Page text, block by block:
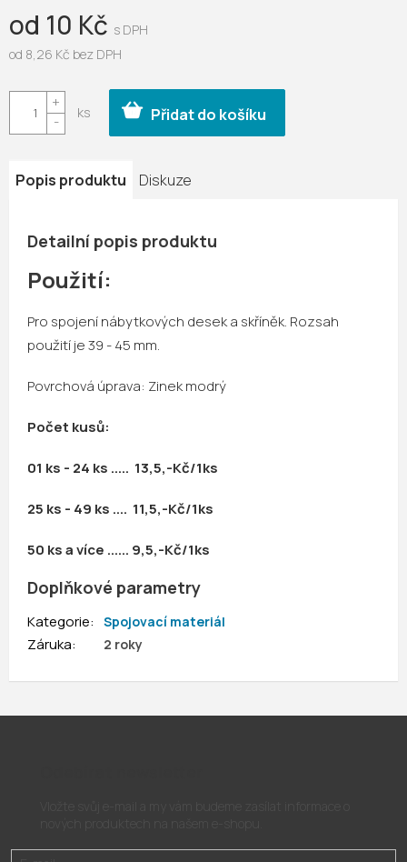
od 10 Kč
od 8,26 Kč bez DPH
cena:
Přidat do košíku
Popis produktu Diskuze
Detailní popis produktu
Použití:
Pro spojení nábytkových desek a skříněk. Rozsah
použití je 39 - 45 mm.
Povrchová úprava: Zinek modrý
Počet kusů:
01 ks - 24 ks ..... 13,5,-Kč/1ks
25 ks - 49 ks .... 11,5,-Kč/1ks
50 ks a více ...... 9,5,-Kč/1ks
Doplňkové parametry
Kategorie: Spojovací materiál
Záruka: 2 roky